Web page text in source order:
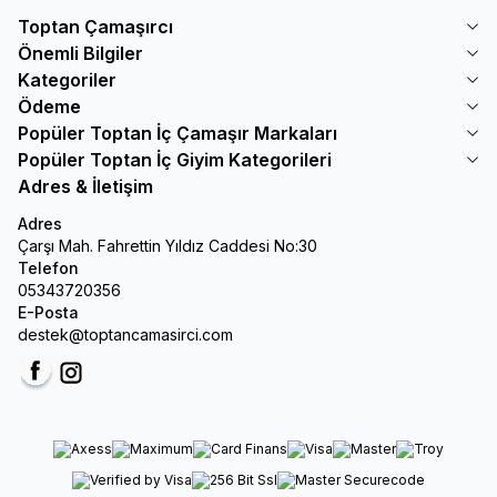
Toptan Çamaşırcı
Önemli Bilgiler
Kategoriler
Ödeme
Popüler Toptan İç Çamaşır Markaları
Popüler Toptan İç Giyim Kategorileri
Adres & İletişim
Adres
Çarşı Mah. Fahrettin Yıldız Caddesi No:30
Telefon
05343720356
E-Posta
destek@toptancamasirci.com
FacebookInstagram